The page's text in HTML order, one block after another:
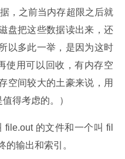
，之前当内存超限之后就
盘把这些数据读出来，还
以多此一举，是因为这时
使用可以回收，有内存空
空间较大的土豪来说，用
得考虑的。）
的文件和一个叫 fil
的输出和索引。